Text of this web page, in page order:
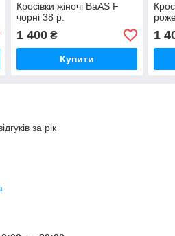
Кросівки жіночі BaAS F
чорні 38 р.
1 400₴
Купити
1
за рік